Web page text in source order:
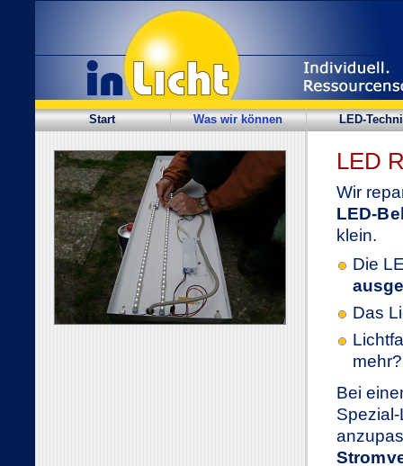
Start Was wir können LED-
LED
Wir
LED-
klein.
Die
Das
mehr?
Bei